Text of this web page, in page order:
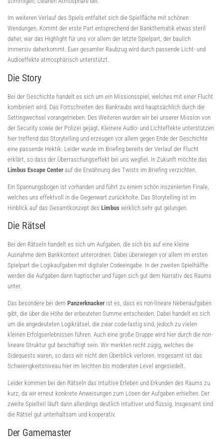
Im weiteren Verlauf des Spiels entfaltet sich die Spielfläche mit schönen
Wendungen. Kommt der erste Part entsprechend der Bankthematik etwas steril
daher, war das Highlight für uns vor allem der letzte Spielpart, der baulich
immersiv daherkommt. Euer gesamter Raubzug wird durch passende Licht- und
Audioeffekte atmosphärisch unterstützt.
Die Story
Bei der Geschichte handelt es sich um ein Missionsspiel, welches mit einer Flucht
kombiniert wird. Das Fortschreiten des Bankraubs wird hauptsächlich durch die
Settingwechsel vorangetrieben. Des Weiteren wurden wir bei unserer Mission von
der Security sowie der Polizei gejagt. Kleinere Audio- und Lichteffekte unterstützen
hier treffend das Storytelling und erzeugen vor allem gegen Ende der Geschichte
eine passende Hektik. Leider wurde im Briefing bereits der Verlauf der Flucht
erklärt, so dass der Überraschungseffekt bei uns wegfiel. In Zukunft möchte das
Limbus Escape Center auf die Erwähnung des Twists im Briefing verzichten.
Ein Spannungsbogen ist vorhanden und führt zu einem schön inszenierten Finale,
welches uns effektvoll in die Gegenwart zurückholte. Das Storytelling ist im
Hinblick auf das Gesamtkonzept des Limbus wirklich sehr gut gelungen.
Die Rätsel
Bei den Rätseln handelt es sich um Aufgaben, die sich bis auf eine kleine
Ausnahme dem Bankkontext unterordnen. Dabei überwiegen vor allem im ersten
Spielpart die Logikaufgaben mit digitaler Codeeingabe. In der zweiten Spielhälfte
werden die Aufgaben dann haptischer und fügen sich gut dem Narrativ des Raums
unter.
Das besondere bei dem Panzerknacker ist es, dass es non-lineare Nebenaufgaben
gibt, die über die Höhe der erbeuteten Summe entscheiden. Dabei handelt es sich
um die angedeuteten Logikrätsel, die zwar code-lastig sind, jedoch zu vielen
kleinen Erfolgserlebnissen führen. Auch eine große Gruppe wird hier durch die non-
lineare Struktur gut beschäftigt sein. Wir merkten recht zügig, welches die
Sidequests waren, so dass wir nicht den Überblick verloren. Insgesamt ist das
Schwierigkeitsniveau hier im leichten bis moderaten Level angesiedelt.
Leider kommen bei den Rätseln das intuitive Erleben und Erkunden des Raums zu
kurz, da wir erneut konkrete Anweisungen zum Lösen der Aufgaben erhielten. Der
zweite Spielteil läuft dann allerdings deutlich intuitiver und flüssig. Insgesamt sind
die Rätsel gut unterhaltsam und kooperativ.
Der Gamemaster